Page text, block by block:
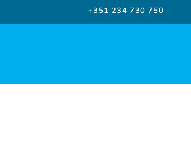
+351 234 730 750